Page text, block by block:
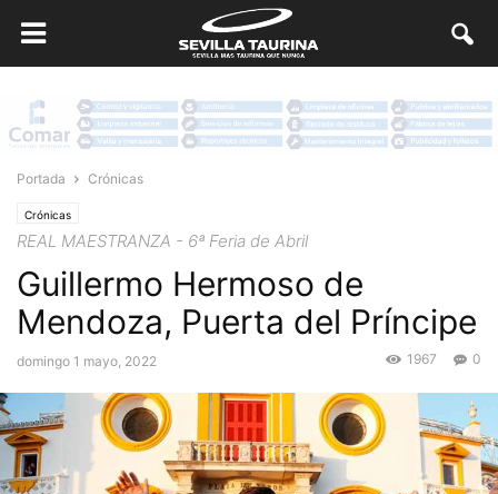
Portada Crónicas
Crónicas
REAL MAESTRANZA - 6ª Feria de Abril
Guillermo Hermoso de
Mendoza, Puerta del Príncipe
domingo 1 mayo, 2022 0
1967